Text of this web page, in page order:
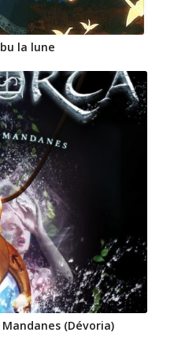
la lune
(Dévoria)